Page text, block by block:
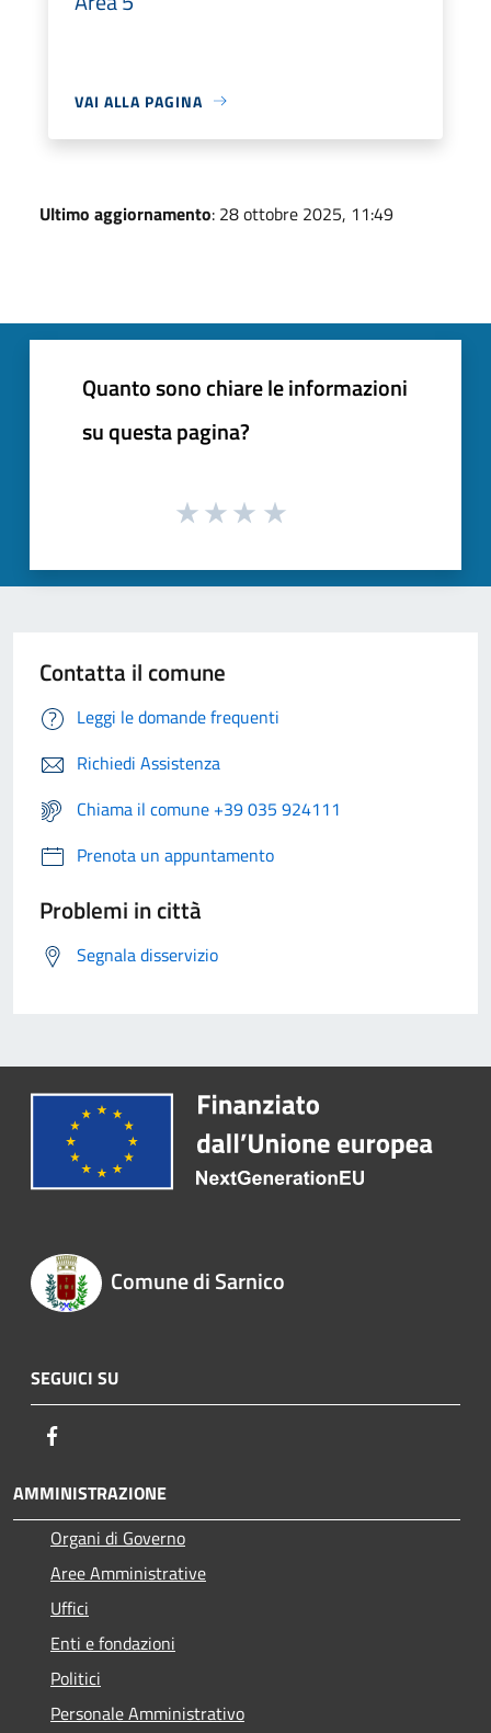
VAI ALLA PAGINA
Ultimo aggiornamento: 28 ottobre 2025, 11:49
Quanto sono chiare le informazioni
su questa pagina?
Contatta il comune
Leggi le domande frequenti
Richiedi Assistenza
Chiama il comune +39 035 924111
Prenota un appuntamento
Problemi in città
Segnala disservizio
Comune di Sarnico
SEGUICI SU
AMMINISTRAZIONE
Organi di Governo
Aree Amministrative
Uffici
Enti e fondazioni
Politici
Personale Amministrativo